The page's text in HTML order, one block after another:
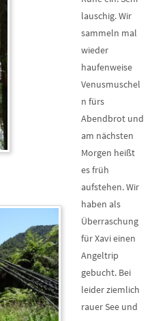
lauschig. Wir
sammeln mal
wieder
haufenweise
Venusmuschel
n fürs
Abendbrot und
am nächsten
Morgen heißt
es früh
aufstehen. Wir
haben als
Überraschung
für Xavi einen
Angeltrip
gebucht. Bei
leider ziemlich
rauer See und